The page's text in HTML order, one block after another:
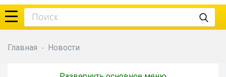
Главная - Новости